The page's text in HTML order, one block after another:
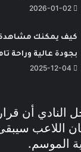
2026-01-02
كيف يمكنك مشاهدة
بجودة عالية وراحة
2025-12-04
النادي أن
اللاعب
الموسم.